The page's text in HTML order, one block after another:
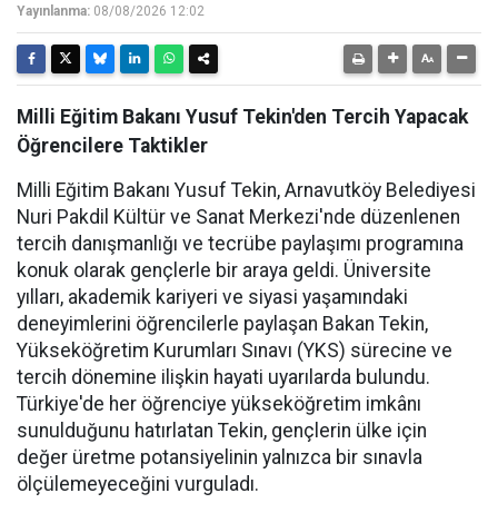
Yayınlanma: 08/08/2026 12:02
Milli Eğitim Bakanı Yusuf Tekin'den Tercih Yapacak
Öğrencilere Taktikler
Milli Eğitim Bakanı Yusuf Tekin, Arnavutköy Belediyesi
Nuri Pakdil Kültür ve Sanat Merkezi'nde düzenlenen
tercih danışmanlığı ve tecrübe paylaşımı programına
konuk olarak gençlerle bir araya geldi. Üniversite
yılları, akademik kariyeri ve siyasi yaşamındaki
deneyimlerini öğrencilerle paylaşan Bakan Tekin,
Yükseköğretim Kurumları Sınavı (YKS) sürecine ve
tercih dönemine ilişkin hayati uyarılarda bulundu.
Türkiye'de her öğrenciye yükseköğretim imkânı
sunulduğunu hatırlatan Tekin, gençlerin ülke için
değer üretme potansiyelinin yalnızca bir sınavla
ölçülemeyeceğini vurguladı.